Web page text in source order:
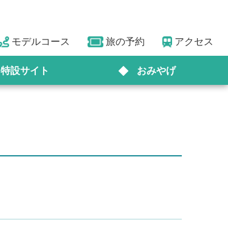
モデルコース 旅の予約 アクセス
特設サイト おみやげ